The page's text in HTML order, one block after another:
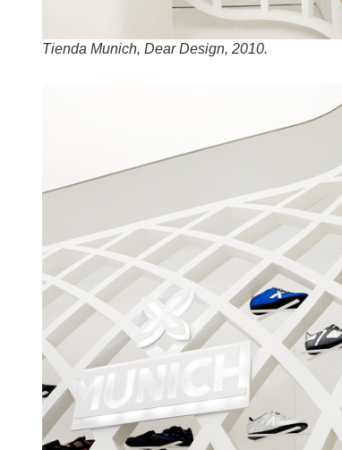
Tienda Munich, Dear Design, 2010.